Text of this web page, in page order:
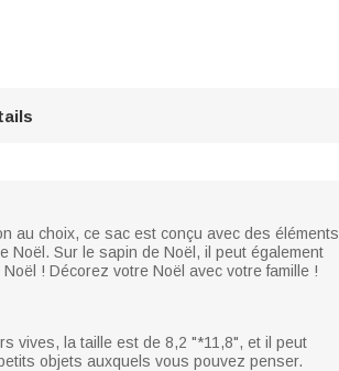
au choix, ce sac est conçu avec des éléments
Noël. Sur le sapin de Noël, il peut également
! Décorez votre Noël avec votre famille !
vives, la taille est de 8,2 "*11,8", et il peut
objets auxquels vous pouvez penser.